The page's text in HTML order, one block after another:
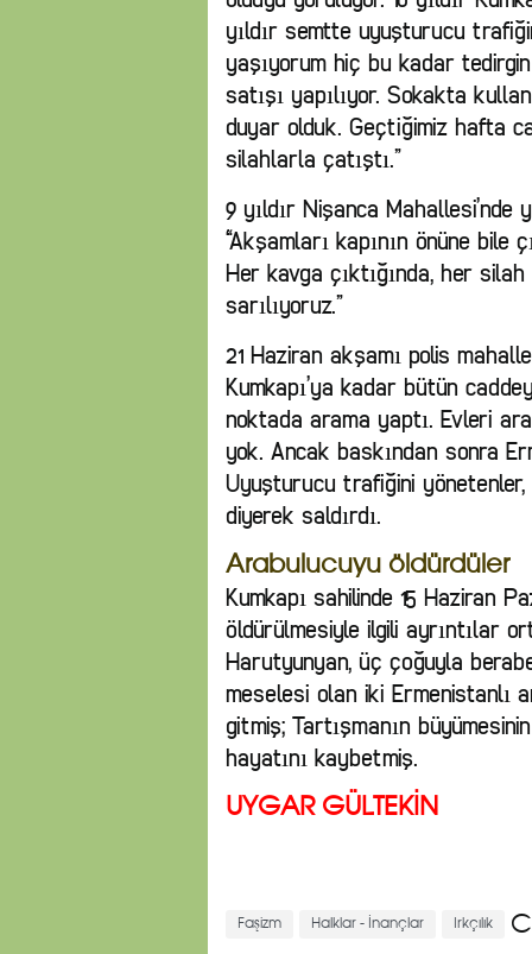
yıldır semtte uyuşturucu
yaşıyorum hiç bu kadar
satışı yapılıyor. Sokakta
duyar olduk. Geçtiğimiz hafta
silahlarla çatıştı.”
9 yıldır Nişanca
“Akşamları kapının önüne bile
Her kavga çıktığında, her
sarılıyoruz.”
21 Haziran akşamı polis
Kumkapı’ya kadar bütün
noktada arama yaptı. Evleri
yok. Ancak baskından sonra
Uyuşturucu trafiğini yönetenler,
diyerek saldırdı.
Arabulucuyu öldürdüler
Kumkapı sahilinde 15 Haziran
öldürülmesiyle ilgili ayrıntılar
Harutyunyan, üç çoğuyla
meselesi olan iki Ermenistanlı
gitmiş; Tartışmanın
hayatını kaybetmiş.
UYGAR GÜLTEKİN
Faşizm Halklar - İnançlar Irkçılık